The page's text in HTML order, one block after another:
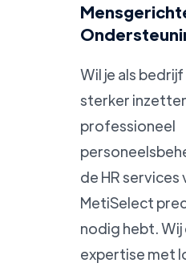
Wil je als
sterker
professioneel
de HR services
MetiSelect
nodig hebt.
expertise met